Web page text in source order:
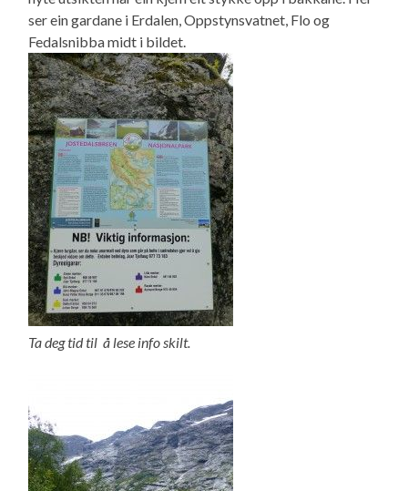
ser ein gardane i Erdalen, Oppstynsvatnet, Flo og
Fedalsnibba midt i bildet.
Ta deg tid til å lese info skilt.